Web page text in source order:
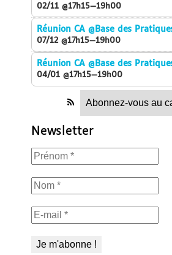
02/11 @17h15—19h00
Réunion CA@Base des
07/12 @17h15—19h00
Réunion CA@Base des
04/01 @17h15—19h00
Abonnez-vous au
Newsletter